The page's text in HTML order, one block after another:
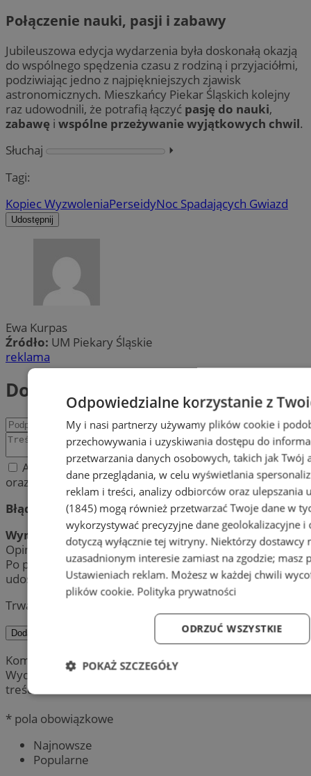
Połączenie nauki, pasji i zabawy
Jubileuszowa edycja wydarzenia była doskonałą okazją
do wspólnego spędzenia czasu z rodziną i przyjaciółmi,
podziwiając jedno z najpiękniejszych zjawisk
astronomicznych. Mieszkańcy Piekar Śląskich kolejny
raz udowodnili, że potrafią łączyć pasję do nauki,
zabawę i wspólne przeżywanie wyjątkowych chwil.
Słuchaj
⏵︎
Tagi:
Kopiec WyzwoleniaPerseidyNoc Spadających Gwiazd
Udostępnij
Ewa Kurpas
Źródło: UM Piekary Śląskie
reklama
Dodaj komentarz
Akceptuję regulamin zamieszczania komentarzy
oraz politykę prywatności.
Błąd:
Wynik:
Opinia została pomyślnie dodana.
Po przeprowadzeniu weryfikacji, jej treść zostanie
udostępniona publicznie.
Trwa wysyłanie komentarza ...
Dodaj komentarz
Komentarze są prywatnymi opiniami użytkowników.
Wydawca portalu nie ponosi odpowiedzialności za
treść.
* pola obowiązkowe
Najnowsze
Popularne
Odpowiedzialne korzystanie z
My i nasi partnerzy używamy plików cookie i
przechowywania i uzyskiwania dostępu do
przetwarzania danych osobowych, takich jak
dane przeglądania, w celu wyświetlania
reklam i treści, analizy odbiorców oraz ulepszania
(1845)mogą również przetwarzać Twoje dane w
wykorzystywać precyzyjne dane geolokalizacyjne
dotyczą wyłącznie tej witryny. Niektórzy dostawcy
uzasadnionym interesie zamiast na zgodzie; masz
Ustawieniach reklam. Możesz w każdej chwili
plików cookie. Polityka prywatności
ODRZUĆ WSZYSTKIE
POKAŻ SZCZEGÓŁY
Niezbędne Wydajność Targetowanie